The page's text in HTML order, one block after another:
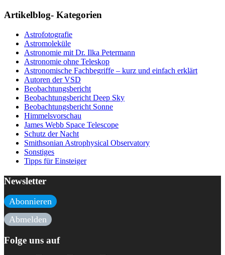
Artikelblog- Kategorien
Astrofotografie
Astromoleküle
Astronomie mit Dr. Ilka Petermann
Astronomie ohne Teleskop
Astronomische Fachbegriffe – kurz und einfach erklärt
Autoren der VSD
Beobachtungsbericht
Beobachtungsbericht Deep Sky
Beobachtungsbericht Sonne
Himmelsvorschau
James Webb Space Telescope
Schutz der Nacht
Smithsonian Astrophysical Observatory
Sonstiges
Tipps für Einsteiger
Newsletter
Abonnieren
Abmelden
Folge uns auf